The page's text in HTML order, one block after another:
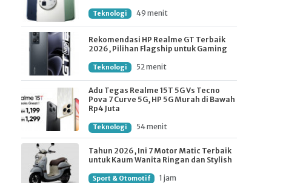
Teknologi 49 menit
Rekomendasi HP Realme GT Terbaik
2026, Pilihan Flagship untuk Gaming
Teknologi 52 menit
Adu Tegas Realme 15T 5G Vs Tecno
Pova 7 Curve 5G, HP 5G Murah di Bawah
Rp4 Juta
Teknologi 54 menit
Tahun 2026, Ini 7 Motor Matic Terbaik
untuk Kaum Wanita Ringan dan Stylish
Sport & Otomotif 1 jam